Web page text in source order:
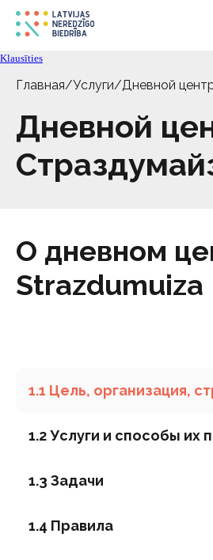
Новости
Услуги
Об Обществе
Klausīties
Главная/Услуги/Дневной
Дневной
О дневном
Strazdumuiza
1.1 Цель, организация,
1.2 Услуги и способы их
1.3 Задачи
1.4 Правила